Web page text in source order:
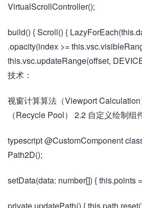
VirtualScrollController();
build() { Scroll() {
.opacity(index >=
this.vsc.updateRange(offset,
技术：
视窗计算算法（Viewport
（Recycle Pool） 2.2 自定义绘制
typescript @CustomComponent
Path2D();
setData(data: number[]) { this.points